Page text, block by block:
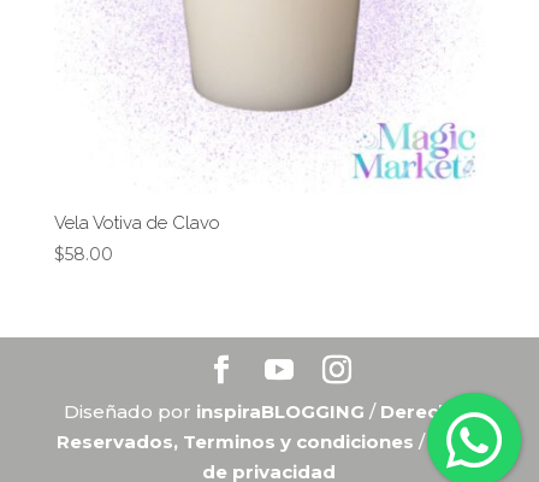
Vela Votiva de Clavo
$58.00
Diseñado por inspiraBLOGGING / Derechos
Reservados, Terminos y condiciones / Aviso
de privacidad